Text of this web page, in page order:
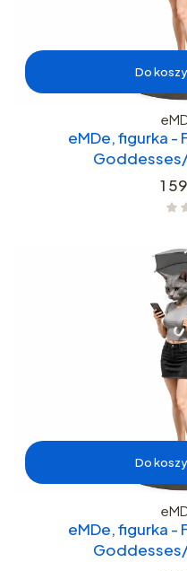
Do
eMDe, figurka -
1
Do
eMDe, figurka -